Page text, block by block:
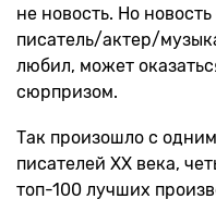
не новость. Но
писатель/актер/
любил, может
сюрпризом.
Так произошло с
писателей XX века,
топ-100 лучших